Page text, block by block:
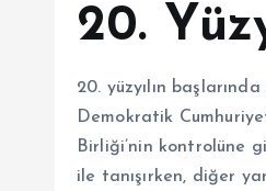
20.
20. yüzyılın
Demokratik
Birliği’nin kontrolüne
ile tanışırken, diğer